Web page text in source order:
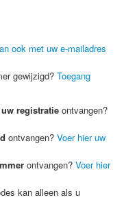
ook met uw e-mailadres
gewijzigd? Toegang
registratie ontvangen?
ontvangen? Voer hier uw
ontvangen? Voer hier
kan alleen als u